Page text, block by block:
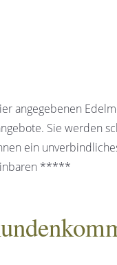
angegebenen
Sie werden
ein
*****